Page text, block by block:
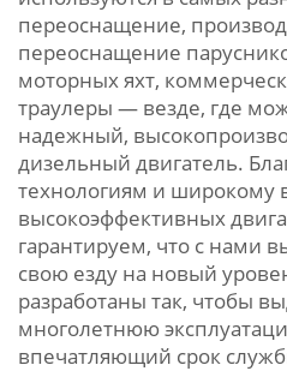
переоснащение,
переоснащение
моторных яхт,
траулеры — везде, где
надежный,
дизельный двигатель.
технологиям и широкому
высокоэффективных
гарантируем, что с нами
свою езду на новый
разработаны так, чтобы
многолетнюю
впечатляющий срок